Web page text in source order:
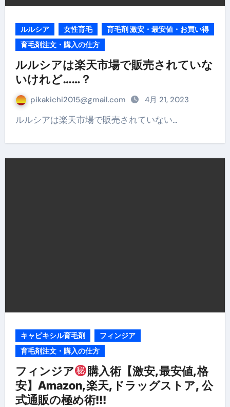
ルルシア 女性育毛
育毛剤 激安・最安値・お買い得
育毛剤注文・購入の仕方
ルルシアは楽天市場で販売されていな
いけれど……？
pikakichi2015@gmail.com 4月 21, 2023
ルルシアは楽天市場で販売されていない…
キャピキシル育毛剤
フィンジア
育毛剤注文・購入の仕方
フィンジア
購入術【激安,最安値,格
安】Amazon,楽天,ドラッグストア, 公
式通販の極め術!!!